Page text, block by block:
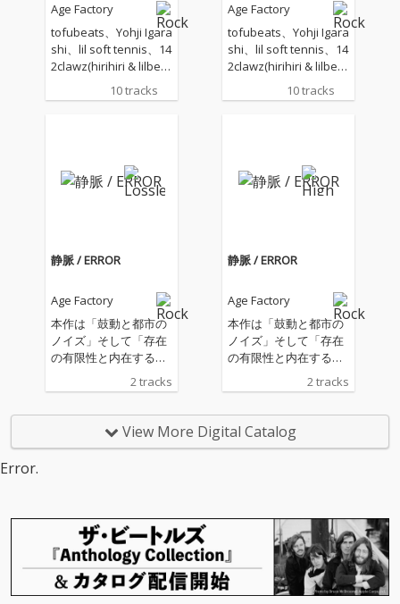
Age Factory
tofubeats、Yohji Igara
shi、lil soft tennis、14
2clawz(hirihiri & lilbes
h ramko)、play in ster
eo(phritz & Weathers
a. Violent Magic Orche
stra、tsubi clubの総勢
築。 原曲に宿る衝動
を保ちながらも、各ア
性が色濃く反映された
楽曲群が収録されてい
る。 世代やシーンを
横断する10組の解釈
交差する一作。
10 tracks
Age Factory
tofubeats、Yohji Igara
shi、lil soft tennis、14
2clawz(hirihiri & lilbes
h ramko)、play in ster
eo(phritz & Weathers
a. Violent Magic Orche
stra、tsubi clubの総勢
築。 原曲に宿る衝動
を保ちながらも、各ア
性が色濃く反映された
楽曲群が収録されてい
る。 世代やシーンを
横断する10組の解釈
交差する一作。
10 tracks
静脈 / ERROR
Age Factory
本作は「鼓動と都市の
ノイズ」そして「存在
の有限性と内在するエ
ラー」の対比をテーマ
とした2曲がシームレ
て再生することによっ
てひとつの楽曲のよう
e Factory自身のベース
でもある西口直人/ner
dwitchkomugichanが
担当。 ドラムンベース
的アプローチからアコ
2 tracks
静脈 / ERROR
Age Factory
本作は「鼓動と都市の
ノイズ」そして「存在
の有限性と内在するエ
ラー」の対比をテーマ
とした2曲がシームレ
て再生することによっ
てひとつの楽曲のよう
e Factory自身のベース
でもある西口直人/ner
dwitchkomugichanが
担当。 ドラムンベース
的アプローチからアコ
2 tracks
View More Digital Catalog
Error.